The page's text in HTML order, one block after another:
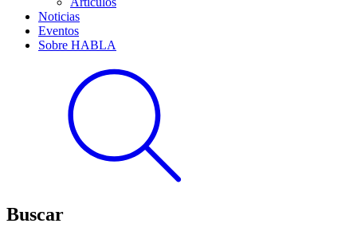
Noticias
Eventos
Sobre HABLA
Buscar